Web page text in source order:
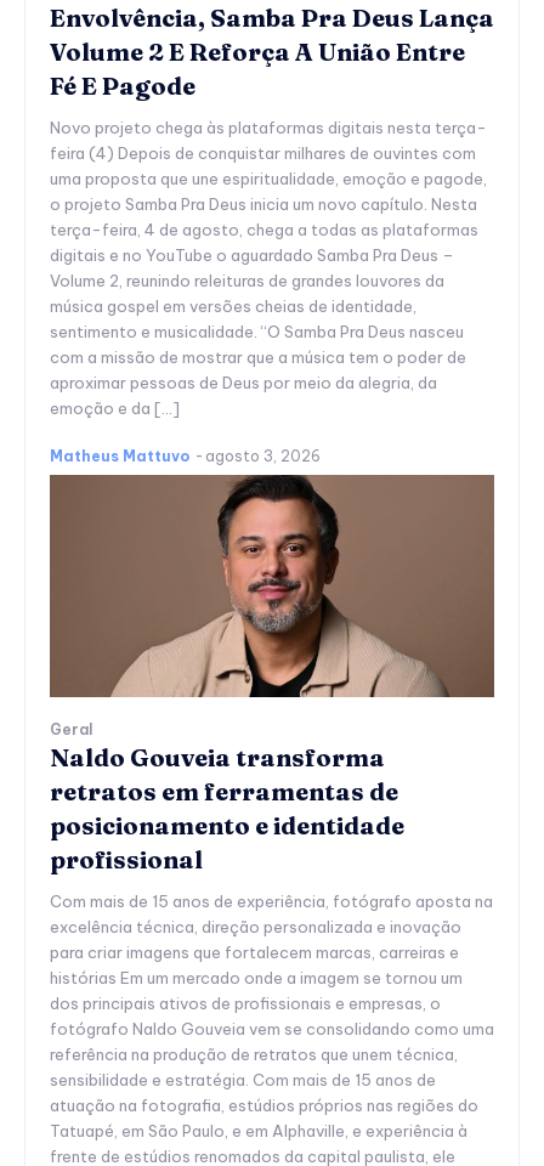
Envolvência, Samba Pra Deus Lança
Volume 2 E Reforça A União Entre
Fé E Pagode
Novo projeto chega às plataformas digitais nesta terça-
feira (4) Depois de conquistar milhares de ouvintes com
uma proposta que une espiritualidade, emoção e pagode,
o projeto Samba Pra Deus inicia um novo capítulo. Nesta
terça-feira, 4 de agosto, chega a todas as plataformas
digitais e no YouTube o aguardado Samba Pra Deus –
Volume 2, reunindo releituras de grandes louvores da
música gospel em versões cheias de identidade,
sentimento e musicalidade. “O Samba Pra Deus nasceu
com a missão de mostrar que a música tem o poder de
aproximar pessoas de Deus por meio da alegria, da
emoção e da […]
Matheus Mattuvo - agosto 3, 2026
Geral
Naldo Gouveia transforma
retratos em ferramentas de
posicionamento e identidade
profissional
Com mais de 15 anos de experiência, fotógrafo aposta na
excelência técnica, direção personalizada e inovação
para criar imagens que fortalecem marcas, carreiras e
histórias Em um mercado onde a imagem se tornou um
dos principais ativos de profissionais e empresas, o
fotógrafo Naldo Gouveia vem se consolidando como uma
referência na produção de retratos que unem técnica,
sensibilidade e estratégia. Com mais de 15 anos de
atuação na fotografia, estúdios próprios nas regiões do
Tatuapé, em São Paulo, e em Alphaville, e experiência à
frente de estúdios renomados da capital paulista, ele